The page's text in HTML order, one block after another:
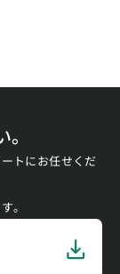
トにお任せくだ
。